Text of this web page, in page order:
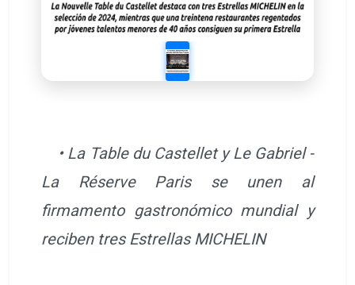
• La Table du Castellet y Le Gabriel -
La Réserve Paris se unen al
firmamento gastronómico mundial y
reciben tres Estrellas MICHELIN